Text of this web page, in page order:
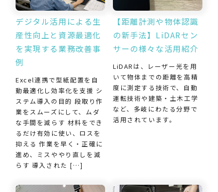
デジタル活用による生
産性向上と資源最適化
を実現する業務改善事
例
Excel連携で型紙配置を自
動最適化し効率化を支援 シ
ステム導入の目的 段取り作
業をスムーズにして、ムダ
な手間を減らす 材料をでき
るだけ有効に使い、ロスを
抑える 作業を早く・正確に
進め、ミスややり直しを減
らす 導入された […]
【距離計測や物体認識
の新手法】LiDARセン
サーの様々な活用紹介
LiDARは、レーザー光を用
いて物体までの距離を高精
度に測定する技術で、自動
運転技術や建築・土木工学
など、多岐にわたる分野で
活用されています。